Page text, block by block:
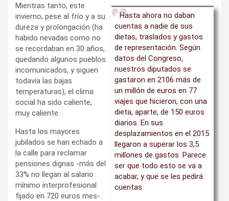
Hasta ahora no daban
cuentas a nadie de sus
dietas, traslados y gastos
de representación. Según
datos del Congreso,
nuestros diputados se
gastaron en 2106 más de
un millón de euros en 77
viajes que hicieron, con una
dieta, aparte, de 150 euros
diarios. En sus
desplazamientos en el 2015
llegaron a superar los 3,5
millones de gastos. Parece
ser que todo esto se va a
acabar, y que se les pedirá
cuentas.
Mientras tanto, este
invierno, pese al frío y a su
dureza y prolongación (ha
habido nevadas como no
se recordaban en 30 años,
quedando algunos pueblos
incomunicados, y siguen
todavía las bajas
temperaturas), el clima
social ha sido caliente,
muy caliente.
Hasta los mayores
jubilados se han echado a
la calle para reclamar
pensiones dignas -más del
33% no llegan al salario
mínimo interprofesional
fijado en 720 euros mes-.